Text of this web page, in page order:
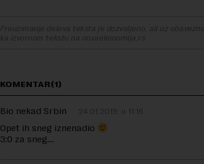
Preuzimanje delova teksta je dozvoljeno, ali uz
ka izvornom tekstu na novaekonomija.rs
KOMENTAR(1)
Bio nekad Srbin 24.01.2019. u 11:16
Opet ih sneg iznenadio
3:0 za sneg….